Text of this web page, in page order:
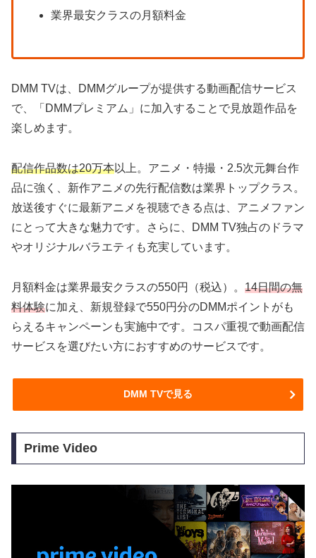
業界最安クラスの月額料金
DMM TVは、DMMグループが提供する動画配信サービス
で、「DMMプレミアム」に加入することで見放題作品を
楽しめます。
配信作品数は20万本以上。アニメ・特撮・2.5次元舞台作
品に強く、新作アニメの先行配信数は業界トップクラス。
放送後すぐに最新アニメを視聴できる点は、アニメファン
にとって大きな魅力です。さらに、DMM TV独占のドラマ
やオリジナルバラエティも充実しています。
月額料金は業界最安クラスの550円（税込）。 14日間の無
料体験に加え、新規登録で550円分のDMMポイントがも
らえるキャンペーンも実施中です。コスパ重視で動画配信
サービスを選びたい方におすすめのサービスです。
DMM TVで見る
Prime Video